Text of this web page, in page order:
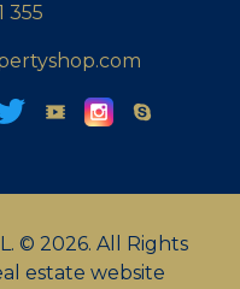
355
© 2026. All Rights
estate website